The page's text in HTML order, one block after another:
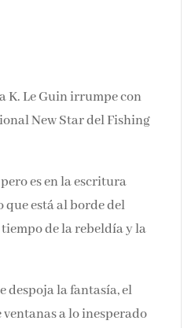
K. Le Guin irrumpe con
New Star del Fishing
es en la escritura
está al borde del
de la rebeldía y la
despoja la fantasía, el
a lo inesperado